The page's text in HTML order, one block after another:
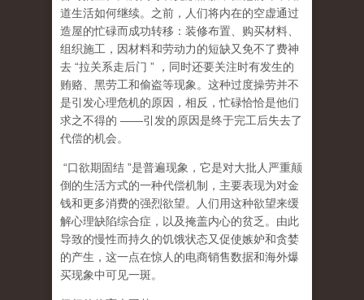
道生活如何继续。之前，人们将内在的空虚通过
造屋的忙碌而成功转移：装修布置、购买材料、
组织施工，因材料和劳动力的短缺又免不了费神
去 “拉关系走后门 ”
，同时还要关注时有发生的
贿赂、黑劳工和偷盗等现象。这种过度操劳并不
是引发心理危机的原因，相反，忙碌恰恰是他们
求之不得的 ——引发的原因是终于完工后失去了
代偿的机会。
“口欲期固结 ”是普遍现象，它是对大批人严重颠
倒的生活方式的一种代偿机制，主要表现为对金
钱和更多消费的强烈欲望。人们用这种欲望来缓
解心理缺陷综合症，以及掩盖内心的贫乏。由此
导致的慢性而持久的饥饿状态又促使嫉妒和贪婪
的产生，这一点在惊人的电商销售数据和海外爆
买现象中可见一斑。